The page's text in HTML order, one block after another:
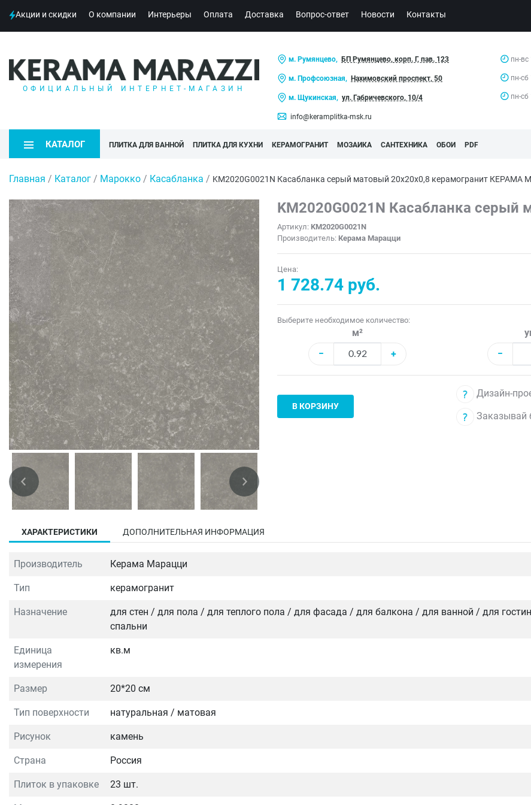
Акции и скидки О компании Интерьеры Оплата Доставка Вопрос-ответ Новости Контакты
ОФИЦИАЛЬНЫЙ ИНТЕРНЕТ-МАГАЗИН
м. Румянцево, БП Румянцево, корп. Г, пав. 123
м. Профсоюзная, Нахимовский проспект, 50
м. Щукинская, ул. Габричевского, 10/4
info@keramplitka-msk.ru
пн-
пн-
пн-
КАТАЛОГ ПЛИТКА ДЛЯ ВАННОЙ ПЛИТКА ДЛЯ КУХНИ КЕРАМОГРАНИТ МОЗАИКА САНТЕХНИКА ОБОИ PDF
Главная / Каталог / Марокко / Касабланка / KM2020G0021N Касабланка серый матовый 20x20x0,8 керамогранит КЕРАМА
KM2020G0021N Касабланка серый
Артикул: KM2020G0021N
Производитель: Керама Марацци
Цена:
1 728.74 руб.
Выберите необходимое количество:
м²
−
+
−
В КОРЗИНУ
Дизайн-
Заказывай
ХАРАКТЕРИСТИКИ ДОПОЛНИТЕЛЬНАЯ ИНФОРМАЦИЯ
Производитель Керама Марацци
Тип керамогранит
Назначение
для стен / для пола / для теплого пола / для фасада / для балкона / для ванной / для
спальни
Единица
измерения
кв.м
Размер 20*20 см
Тип поверхности натуральная / матовая
Рисунок камень
Страна Россия
Плиток в упаковке 23 шт.